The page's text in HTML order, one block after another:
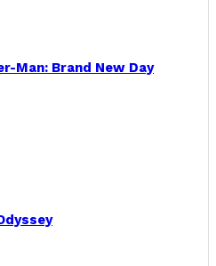
Man: Brand New Day